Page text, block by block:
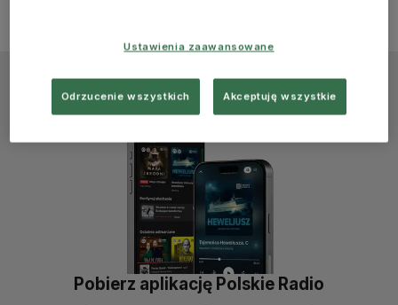
Pobierz aplikację Polskie Radio
Ustawienia zaawansowane
Odrzucenie wszystkich Akceptuję wszystkie